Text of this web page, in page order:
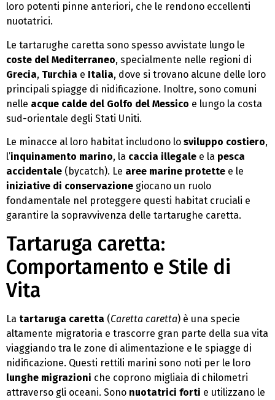
loro potenti pinne anteriori, che le rendono eccellenti
nuotatrici.
Le tartarughe caretta sono spesso avvistate lungo le
coste del Mediterraneo, specialmente nelle regioni di
Grecia, Turchia e Italia, dove si trovano alcune delle loro
principali spiagge di nidificazione. Inoltre, sono comuni
nelle acque calde del Golfo del Messico e lungo la costa
sud-orientale degli Stati Uniti.
Le minacce al loro habitat includono lo sviluppo costiero,
l’inquinamento marino, la caccia illegale e la pesca
accidentale (bycatch). Le aree marine protette e le
iniziative di conservazione giocano un ruolo
fondamentale nel proteggere questi habitat cruciali e
garantire la sopravvivenza delle tartarughe caretta.
Tartaruga caretta:
Comportamento e Stile di
Vita
La tartaruga caretta (Caretta caretta) è una specie
altamente migratoria e trascorre gran parte della sua vita
viaggiando tra le zone di alimentazione e le spiagge di
nidificazione. Questi rettili marini sono noti per le loro
lunghe migrazioni che coprono migliaia di chilometri
attraverso gli oceani. Sono nuotatrici forti e utilizzano le